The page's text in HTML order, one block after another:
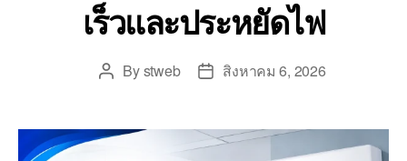
เร็วและประหยัดไฟ
Bystweb สิงหาคม 6, 2026